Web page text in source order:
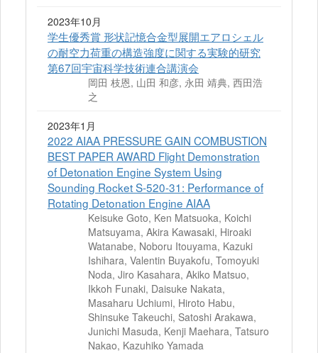
2023年10月
学生優秀賞 形状記憶合金型展開エアロシェル
の耐空力荷重の構造強度に関する実験的研究
第67回宇宙科学技術連合講演会
岡田 枝恩, 山田 和彦, 永田 靖典, 西田浩
之
2023年1月
2022 AIAA PRESSURE GAIN COMBUSTION
BEST PAPER AWARD Flight Demonstration
of Detonation Engine System Using
Sounding Rocket S-520-31: Performance of
Rotating Detonation Engine AIAA
Keisuke Goto, Ken Matsuoka, Koichi
Matsuyama, Akira Kawasaki, Hiroaki
Watanabe, Noboru Itouyama, Kazuki
Ishihara, Valentin Buyakofu, Tomoyuki
Noda, Jiro Kasahara, Akiko Matsuo,
Ikkoh Funaki, Daisuke Nakata,
Masaharu Uchiumi, Hiroto Habu,
Shinsuke Takeuchi, Satoshi Arakawa,
Junichi Masuda, Kenji Maehara, Tatsuro
Nakao, Kazuhiko Yamada